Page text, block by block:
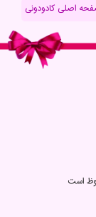
اصلی کادودونی